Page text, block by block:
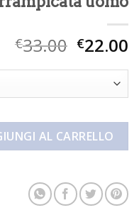
€33.00 €22.00
uomo quantità
AL CARRELLO